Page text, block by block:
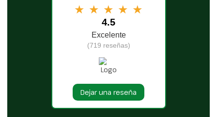
★ ★ ★ ★ ★
4.5
Excelente
(719 reseñas)
Dejar una reseña